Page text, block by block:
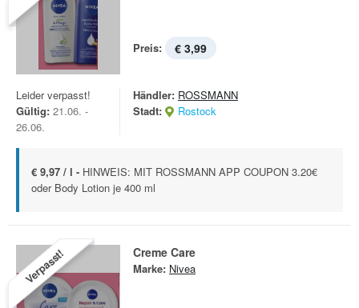
Preis: € 3,99
Leider verpasst!
Gültig: 21.06. -
26.06.
Händler: ROSSMANN
Stadt:
Rostock
€ 9,97 / l - HINWEIS: MIT ROSSMANN APP COUPON 3.20€
oder Body Lotion je 400 ml
Verpasst! Creme Care
Marke: Nivea